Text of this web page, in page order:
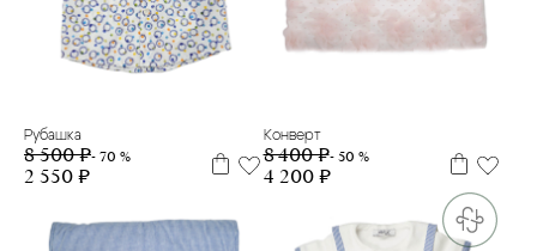
Рубашка
8 500 ₽- 70 %
2 550 ₽
Конверт
8 400 ₽- 50 %
4 200 ₽